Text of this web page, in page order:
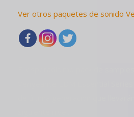
Ver otros paquetes de sonido